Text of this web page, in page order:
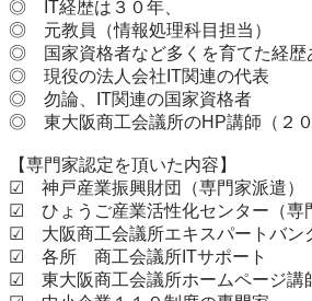
◎　IT経歴は３０年、
◎　元教員（情報処理科目担当）
◎　国家資格者など多くを育てた経歴
◎　現役の法人会社IT関連の代表
◎　勿論、IT関連の国家資格者
◎　東大阪商工会議所のHP講師（２０
【専門家認定を頂いた内容】
☑　神戸産業振興財団（専門家派遣）
☑　ひょうご産業活性化センター（専
☑　大阪商工会議所エキスパートバン
☑　各所　商工会議所ITサポート
☑　東大阪商工会議所ホームページ講